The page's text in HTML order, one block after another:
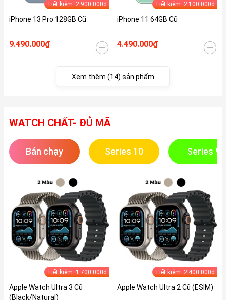
Tiết kiệm: 2.900.000₫
iPhone 13 Pro 128GB Cũ
9.490.000₫
Tiết kiệm: 2.100.000₫
iPhone 11 64GB Cũ
4.490.000₫
Xem thêm (14) sản phẩm
WATCH CHẤT- ĐỦ MÃ
Bán chạy Series 10 Series 9
Tiết kiệm: 1.700.000₫
Apple Watch Ultra 3 Cũ
(Black/Natural)
Tiết kiệm: 2.400.000₫
Apple Watch Ultra 2 Cũ (ESIM)